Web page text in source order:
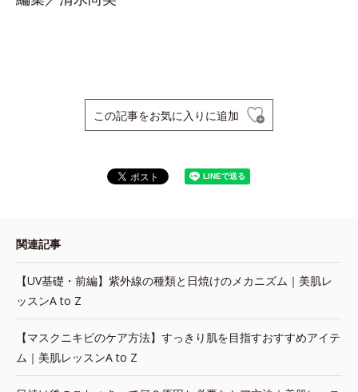
この記事をお気に入りに追加
関連記事
【UV基礎・前編】紫外線の種類と日焼けのメカニズム｜美肌レ
ッスンA to Z
【マスクニキビのケア方法】すっきり肌を目指すおすすめアイテ
ム｜美肌レッスンA to Z